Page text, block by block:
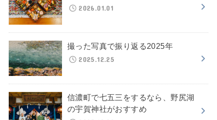
2026.01.01
撮った写真で振り返る2025年
2025.12.25
信濃町で七五三をするなら、野尻湖
の宇賀神社がおすすめ